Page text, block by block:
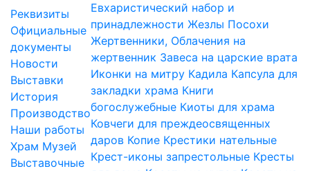
Реквизиты
Официальные
документы
Новости
Выставки
История
Производство
Наши работы
Храм Музей
Выставочные
Евхаристический набор и
принадлежности Жезлы Посохи
Жертвенники, Облачения на
жертвенник Завеса на царские врата
Иконки на митру Кадила Капсула для
закладки храма Книги
богослужебные Киоты для храма
Ковчеги для преждеосвященных
даров Копие Крестики нательные
Крест-иконы запрестольные Кресты